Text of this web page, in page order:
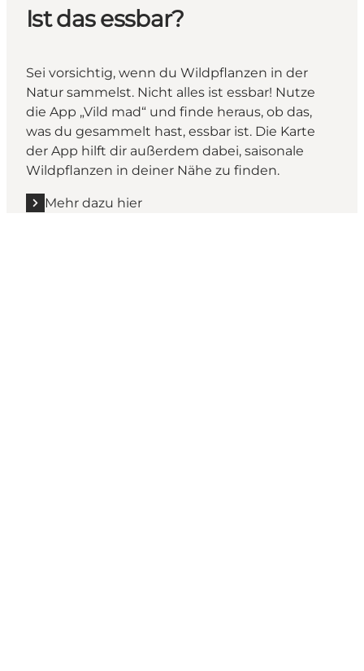
Ist das essbar?
Sei vorsichtig, wenn du Wildpflanzen in der
Natur sammelst. Nicht alles ist essbar! Nutze
die App „Vild mad“ und finde heraus, ob das,
was du gesammelt hast, essbar ist. Die Karte
der App hilft dir außerdem dabei, saisonale
Wildpflanzen in deiner Nähe zu finden.
Mehr dazu hier